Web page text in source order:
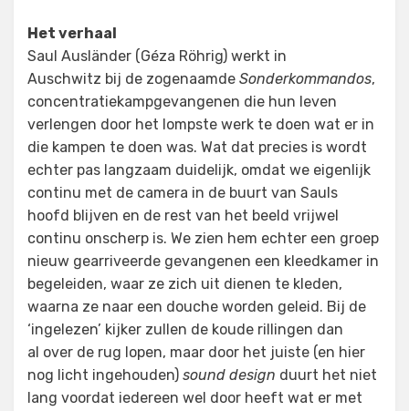
Het verhaal
Saul Ausländer (Géza Röhrig) werkt in
Auschwitz bij de zogenaamde Sonderkommandos,
concentratiekampgevangenen die hun leven
verlengen door het lompste werk te doen wat er in
die kampen te doen was. Wat dat precies is wordt
echter pas langzaam duidelijk, omdat we eigenlijk
continu met de camera in de buurt van Sauls
hoofd blijven en de rest van het beeld vrijwel
continu onscherp is. We zien hem echter een groep
nieuw gearriveerde gevangenen een kleedkamer in
begeleiden, waar ze zich uit dienen te kleden,
waarna ze naar een douche worden geleid. Bij de
‘ingelezen’ kijker zullen de koude rillingen dan
al over de rug lopen, maar door het juiste (en hier
nog licht ingehouden) sound design duurt het niet
lang voordat iedereen wel door heeft wat er met